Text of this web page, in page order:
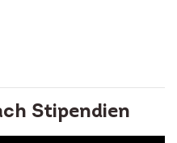
Stipendien